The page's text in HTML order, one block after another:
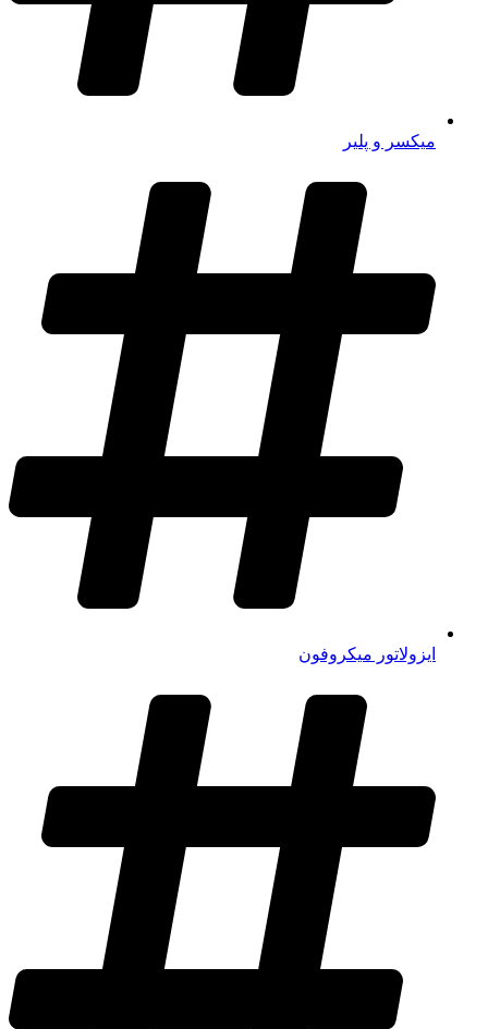
میکسر و پلیر
ایزولاتور میکروفون